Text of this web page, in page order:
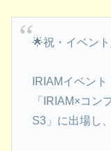
🌟祝・イベン
IRIAMイベント
「IRIAM×コン
S3」に出場し、